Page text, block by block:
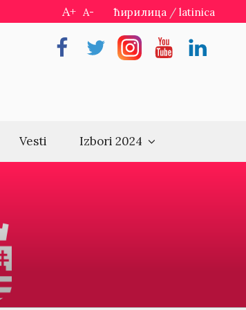
A+ A- ћирилица / latinica
FacebookTwitterInstragramYoutubeLinkedin
Vesti Izbori 2024